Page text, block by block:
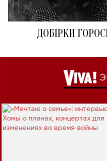
ДОБІРКИ